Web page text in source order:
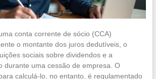
conta corrente de sócio (CCA)
o montante dos juros dedutíveis, o
sociais sobre dividendos e a
durante uma cessão de empresa. O
calculá-lo, no entanto, é regulamentado